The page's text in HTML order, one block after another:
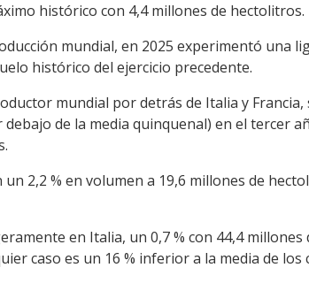
histórico con 4,4 millones de hectolitros.
mundial, en 2025 experimentó una
histórico del ejercicio precedente.
mundial por detrás de Italia y
de la media quinquenal) en el tercer
2,2 % en volumen a 19,6 millones de
en Italia, un 0,7 % con 44,4
caso es un 16 % inferior a la media de los